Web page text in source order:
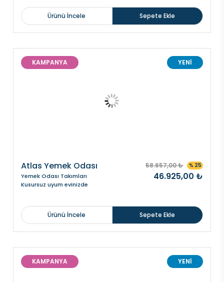
Ürünü İncele Sepete Ekle
KAMPANYA YENİ
Atlas Yemek Odası
Yemek Odası Takımları
Kusursuz uyum evinizde
58.657,00 ₺ % 25
46.925,00 ₺
Ürünü İncele Sepete Ekle
KAMPANYA YENİ